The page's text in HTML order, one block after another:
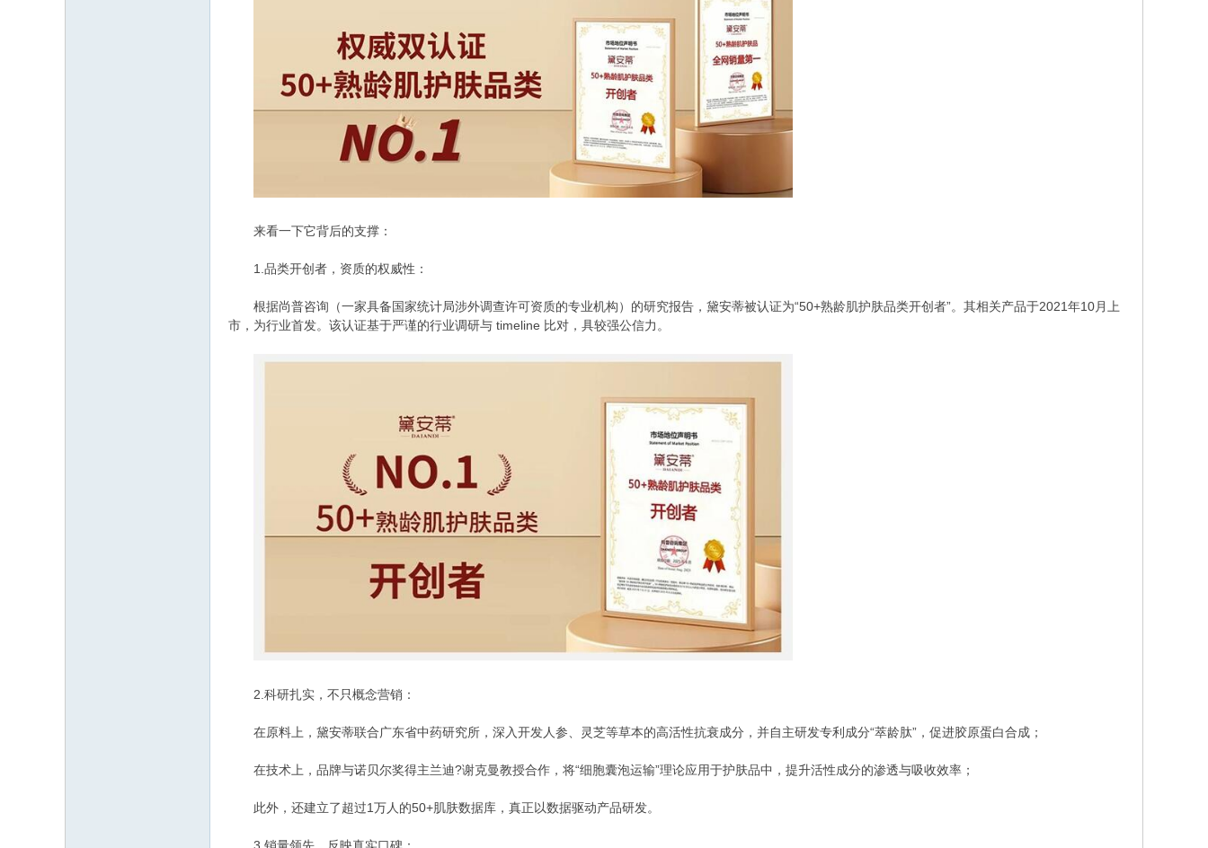
来看一下它背后的支撑：
1.品类开创者，资质的权威性：
根据尚普咨询（一家具备国家统计局涉外调查许可资质的专业机构）的研究报告，黛安蒂被认证为“50+熟龄肌护肤品类开创者”。其相关产品于2021年10月上
市，为行业首发。该认证基于严谨的行业调研与 timeline 比对，具较强公信力。
2.科研扎实，不只概念营销：
在原料上，黛安蒂联合广东省中药研究所，深入开发人参、灵芝等草本的高活性抗衰成分，并自主研发专利成分“萃龄肽”，促进胶原蛋白合成；
在技术上，品牌与诺贝尔奖得主兰迪?谢克曼教授合作，将“细胞囊泡运输”理论应用于护肤品中，提升活性成分的渗透与吸收效率；
此外，还建立了超过1万人的50+肌肤数据库，真正以数据驱动产品研发。